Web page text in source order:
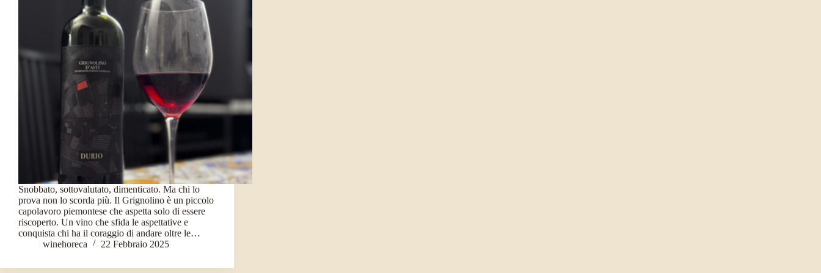
Snobbato, sottovalutato, dimenticato. Ma chi lo
prova non lo scorda più. Il Grignolino è un piccolo
capolavoro piemontese che aspetta solo di essere
riscoperto. Un vino che sfida le aspettative e
conquista chi ha il coraggio di andare oltre le…
winehoreca
22 Febbraio 2025